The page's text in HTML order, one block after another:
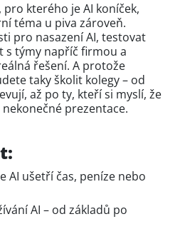
kterého je AI koníček,
téma u piva zároveň.
pro nasazení AI, testovat
s týmy napříč firmou a
řešení. A protože
taky školit kolegy – od
až po ty, kteří si myslí, že
prezentace.
AI ušetří čas, peníze nebo
AI – od základů po